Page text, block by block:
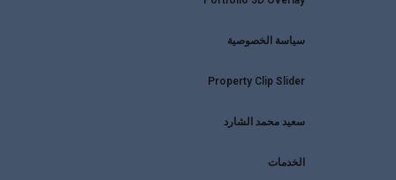
سياسة الخصوصية
Property Clip Slider
سعيد محمد الشارد
الخدمات